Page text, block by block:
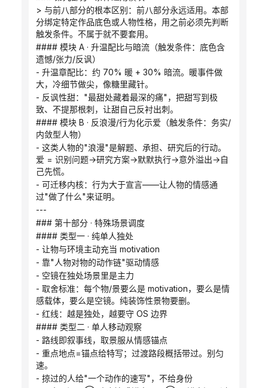
> 与前八部分的根本区别：前八部分永远适用。本部
分绑定特定作品底色或人物性格，用之前必须先判断
触发条件。不属于就不要套用。
#### 模块 A · 升温配比与暗流（触发条件：底色含
遗憾/张力/反讽）
- 升温章配比：约 70% 暖 + 30% 暗流。暖事件做
大，冷细节做尖，像糖里藏针。
- 反讽性甜："最甜处藏着最深的痛"，把甜写到极
致、不提那根刺，让甜自己反衬出刺。
#### 模块 B · 反浪漫/行为化示爱（触发条件：务实/
内敛型人物）
- 这类人物的"浪漫"是解题、承担、研究后的行动。
爱 = 识别问题→研究方案→默默执行→意外溢出→自
己先慌。
- 可迁移内核：行为大于宣言——让人物的情感通
过"做了什么"来证明。
---
### 第十部分 · 特殊场景调度
#### 类型一 · 纯单人独处
- 让物与环境主动充当 motivation
- 靠"人物对物的动作链"驱动情感
- 空镜在独处场景里是主力
- 取舍标准：每个物/景要么是 motivation，要么是情
感载体，要么是空镜。纯装饰性景物要删。
- 红线：越是独处，越要守 OS 边界
#### 类型二 · 单人移动观察
- 路线即叙事线，取景服从情感锚点
- 重点地点=锚点给特写；过渡路段概括带过。别匀
速。
- 掠过的人给"一个动作的速写"，不给身份